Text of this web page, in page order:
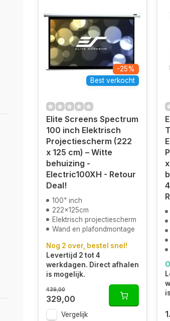
-25%
Best verkocht
Elite Screens Spectrum
100 inch Elektrisch
Projectiescherm (222
x 125 cm) – Witte
behuizing -
Electric100XH - Retour
Deal!
100" inch
222x125cm
Elektrisch projectiescherm
Wand en plafondmontage
Nog 2 over, bestel snel!
Levertijd 2 tot 4
werkdagen. Direct afhalen
is mogelijk.
439,00
329,00
Vergelijk